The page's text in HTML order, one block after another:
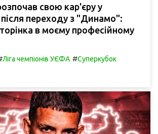
свою кар'єру у
переходу з "Динамо":
в моєму професійному
Ліга чемпіонів УЄФА #Суперкубок